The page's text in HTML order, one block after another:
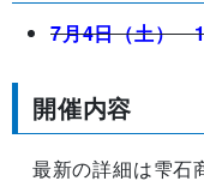
7月4日（土）
開催内容
最新の詳細は雫石